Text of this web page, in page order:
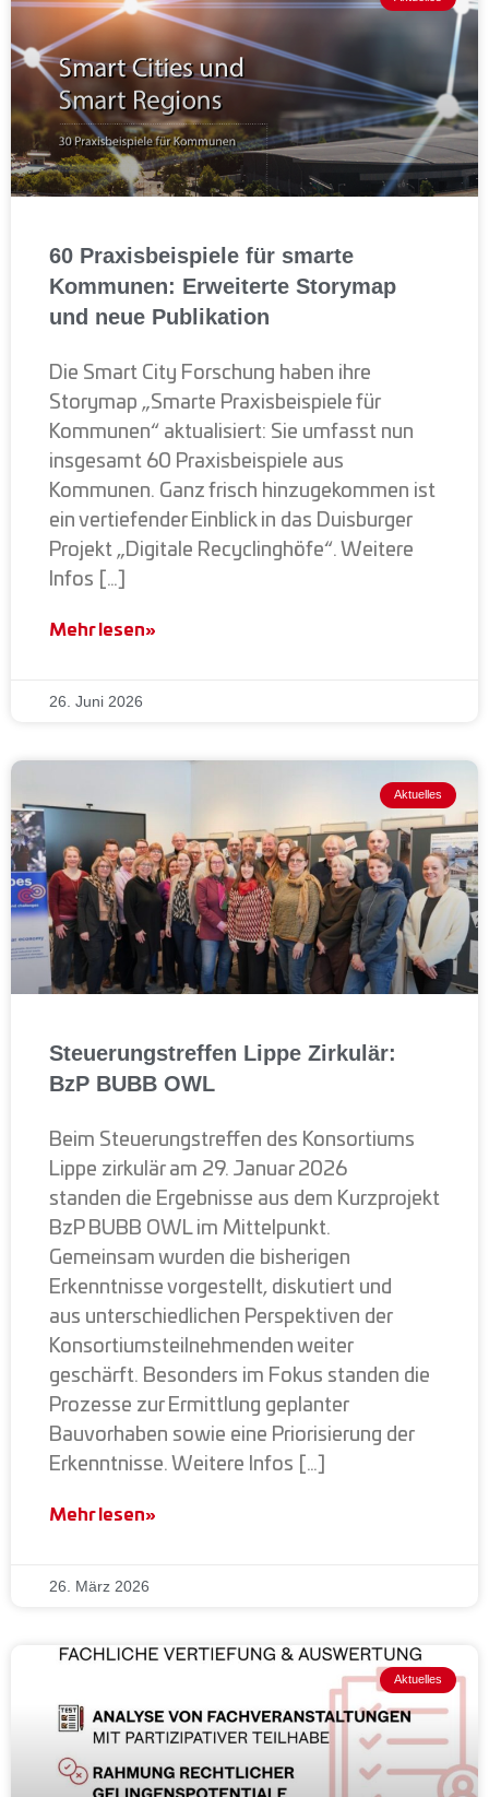
60 Praxisbeispiele für smarte
Kommunen: Erweiterte Storymap
und neue Publikation
Die Smart City Forschung haben ihre
Storymap „Smarte Praxisbeispiele für
Kommunen“ aktualisiert: Sie umfasst nun
insgesamt 60 Praxisbeispiele aus
Kommunen. Ganz frisch hinzugekommen ist
ein vertiefender Einblick in das Duisburger
Projekt „Digitale Recyclinghöfe“. Weitere
Infos […]
Mehr lesen»
26. Juni 2026
Aktuelles
Steuerungstreffen Lippe Zirkulär:
BzP BUBB OWL
Beim Steuerungstreffen des Konsortiums
Lippe zirkulär am 29. Januar 2026
standen die Ergebnisse aus dem Kurzprojekt
BzP BUBB OWL im Mittelpunkt.
Gemeinsam wurden die bisherigen
Erkenntnisse vorgestellt, diskutiert und
aus unterschiedlichen Perspektiven der
Konsortiumsteilnehmenden weiter
geschärft. Besonders im Fokus standen die
Prozesse zur Ermittlung geplanter
Bauvorhaben sowie eine Priorisierung der
Erkenntnisse. Weitere Infos […]
Mehr lesen»
26. März 2026
Aktuelles